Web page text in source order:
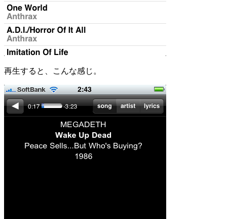
再生すると、こんな感じ。